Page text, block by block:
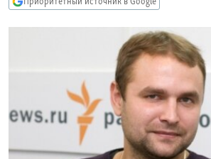
КАВКАЗ.РЕАЛИИ
РАСПИСАНИЕ ВЕЩАНИЯ
ПОДПИШИТЕСЬ НА РАССЫЛКУ
СОЦИАЛЬНЫЕ СЕТИ